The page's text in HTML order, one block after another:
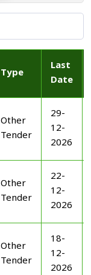
Type
Last
Date
Other
Tender
29-
12-
2026
Other
Tender
22-
12-
2026
Other
Tender
18-
12-
2026